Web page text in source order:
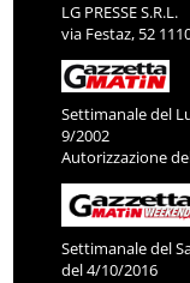
LG PRESSE S.R.L.
via Festaz, 52
Settimanale del
9/2002
Autorizzazione
Settimanale del
del 4/10/2016